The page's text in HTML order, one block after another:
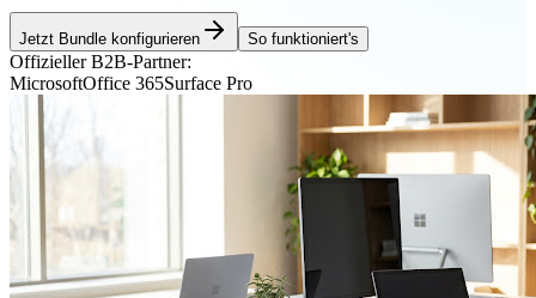
Jetzt Bundle konfigurieren So funktioniert's
Offizieller B2B-Partner:
MicrosoftOffice 365Surface Pro